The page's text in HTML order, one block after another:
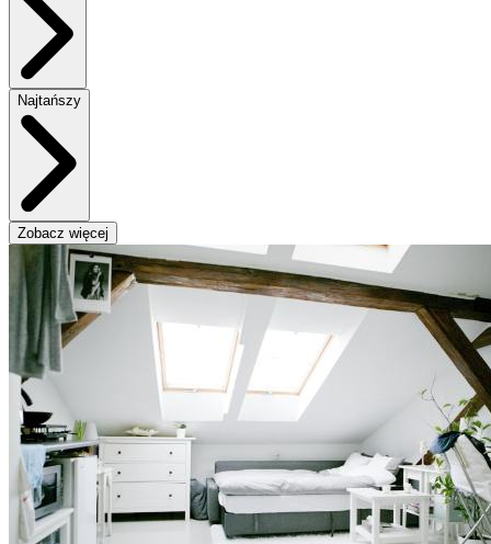
Najtańszy
Zobacz więcej